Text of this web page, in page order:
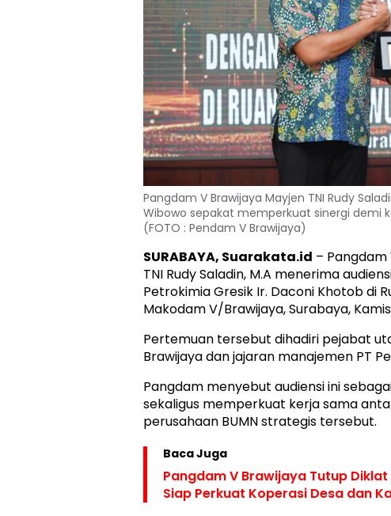
Pangdam V Brawijaya Mayjen TNI Rudy
Wibowo sepakat memperkuat sinergi demi
(FOTO : Pendam V Brawijaya)
SURABAYA, Suarakata.id – Pangdam
TNI Rudy Saladin, M.A menerima
Petrokimia Gresik Ir. Daconi Khotob di
Makodam V/Brawijaya, Surabaya,
Pertemuan tersebut dihadiri pejabat
Brawijaya dan jajaran manajemen PT
Pangdam menyebut audiensi ini
sekaligus memperkuat kerja sama
perusahaan BUMN strategis tersebut.
Baca Juga
Pangdam V Brawijaya Tutup Diklat
Siap Perkuat Koperasi Desa dan